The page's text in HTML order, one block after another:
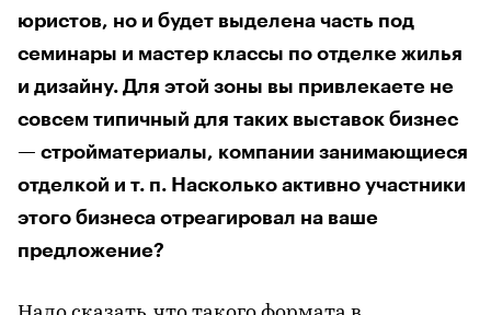
юристов, но и будет выделена часть под
семинары и мастер классы по отделке жилья
и дизайну. Для этой зоны вы привлекаете не
совсем типичный для таких выставок бизнес
— стройматериалы, компании занимающиеся
отделкой и т. п. Насколько активно участники
этого бизнеса отреагировал на ваше
предложение?